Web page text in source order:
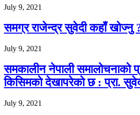
July 9, 2021
समग्र राजेन्द्र सुवेदी कहाँ खोज्नु
July 9, 2021
समकालीन नेपाली समालोचनाको
किसिमको देखापरेको छ : प्रा.
July 9, 2021